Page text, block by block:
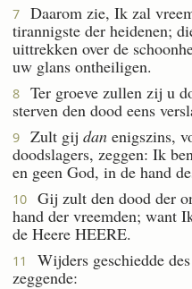
7
Daarom zie, Ik zal
tirannigste der heidenen;
uittrekken over de
uw glans ontheiligen.
8
Ter groeve zullen zij u
sterven den dood eens
9 Zult gij dan enigszins,
doodslagers, zeggen: Ik
en geen God, in de hand
10
Gij zult den dood der
hand der vreemden; want
de Heere HEERE.
11
Wijders geschiedde
zeggende: